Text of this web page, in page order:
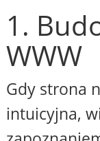
1.
WWW
Gdy strona
intuicyjna,